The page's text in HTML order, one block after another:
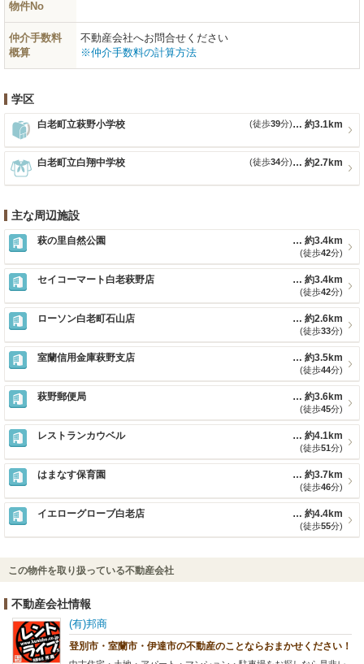
物件No
仲介手数料
概算
不動産会社へお問合せください
※仲介手数料の計算方法
学区
白老町立萩野小学校 約3.1km
(徒歩39分)
白老町立白翔中学校 約2.7km
(徒歩34分)
主な周辺施設
萩の里自然公園 約3.4km
(徒歩42分)
セイコーマート白老萩野店 約3.4km
(徒歩42分)
ローソン白老町石山店 約2.6km
(徒歩33分)
室蘭信用金庫萩野支店 約3.5km
(徒歩44分)
萩野郵便局 約3.6km
(徒歩45分)
レストランカウベル 約4.1km
(徒歩51分)
はまなす保育園 約3.7km
(徒歩46分)
イエローグローブ白老店 約4.4km
(徒歩55分)
この物件を取り扱っている不動産会社
不動産会社情報
(有)邦商
登別市・室蘭市・伊達市の不動産のことならおまかせください！